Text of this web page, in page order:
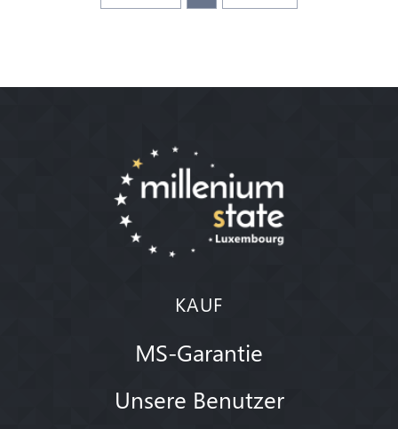
KAUF
MS-Garantie
Unsere Benutzer